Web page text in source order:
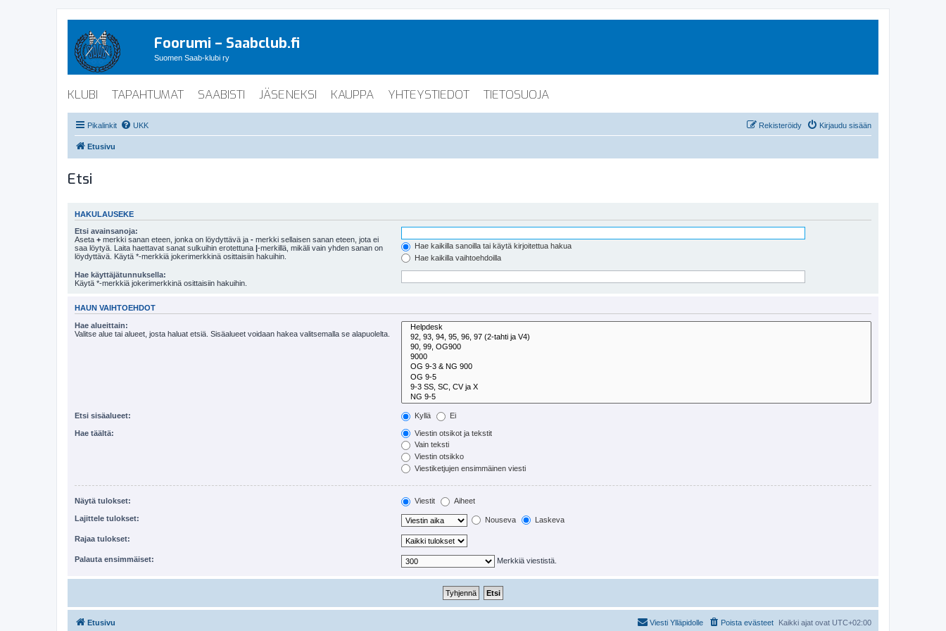
Foorumi – Saabclub.fi
Suomen Saab-klubi ry
KLUBI TAPAHTUMAT SAABISTI JÄSENEKSI KAUPPA YHTEYSTIEDOT TIETOSUOJA
Pikalinkit UKK Kirjaudu sisään
Rekisteröidy
Etusivu
Etsi
HAKULAUSEKE
Etsi avainsanoja:
Aseta + merkki sanan eteen, jonka on löydyttävä ja - merkki sellaisen sanan eteen, jota ei
saa löytyä. Laita haettavat sanat sulkuihin erotettuna |-merkillä, mikäli vain yhden sanan on
löydyttävä. Käytä *-merkkiä jokerimerkkinä osittaisiin hakuihin.
Hae kaikilla sanoilla tai käytä kirjoitettua hakua
Hae kaikilla vaihtoehdoilla
Hae käyttäjätunnuksella:
Käytä *-merkkiä jokerimerkkinä osittaisiin hakuihin.
HAUN VAIHTOEHDOT
Hae alueittain:
Valitse alue tai alueet, josta haluat etsiä. Sisäalueet voidaan hakea valitsemalla se alapuolelta.
Etsi sisäalueet: Kyllä Ei
Hae täältä:
Viestin otsikot ja tekstit
Vain teksti
Viestin otsikko
Viestiketjujen ensimmäinen viesti
Näytä tulokset: Viestit Aiheet
Lajittele tulokset: Nouseva Laskeva
Rajaa tulokset:
Palauta ensimmäiset: Merkkiä viestistä.
Etusivu Kaikki ajat ovat UTC+02:00
Poista evästeet
Viesti Ylläpidolle